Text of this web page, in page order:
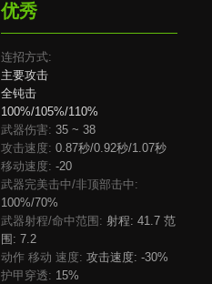
优秀
连招方式:
主要攻击
全钝击
100%/105%/110%
武器伤害: 35 ~ 38
攻击速度: 0.87秒/0.92秒/1.07秒
移动速度: -20
武器完美击中/非顶部击中:
100%/70%
武器射程/命中范围: 射程: 41.7 范
围: 7.2
动作 移动 速度: 攻击速度: -30%
护甲穿透: 15%